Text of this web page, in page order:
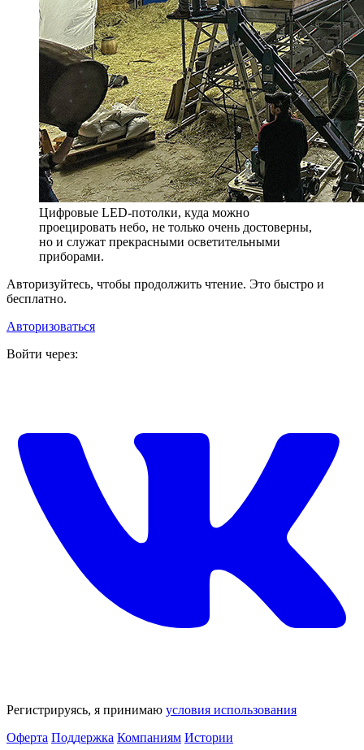
Цифровые LED-потолки, куда можно
проецировать небо, не только очень достоверны,
но и служат прекрасными осветительными
приборами.
Авторизуйтесь, чтобы продолжить чтение. Это быстро и
бесплатно.
Авторизоваться
Войти через:
Регистрируясь, я принимаю условия использования
Оферта Поддержка Компаниям Истории